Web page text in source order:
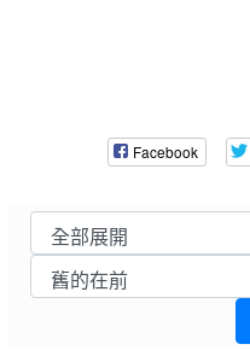
Facebook